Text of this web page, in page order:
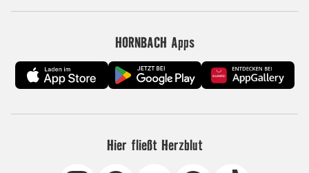
HORNBACH Apps
Hier fließt Herzblut